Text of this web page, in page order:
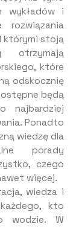
wykładów i
rozwiązania
którymi stoją
otrzymają
które
odskocznię
będą
najbardziej
Ponadto
wiedzę dla
porady
czego
więcej.
wiedza i
kto
wodzie. W